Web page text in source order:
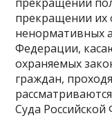
прекращении их
ненормативных
Федерации,
охраняемых
граждан,
Суда